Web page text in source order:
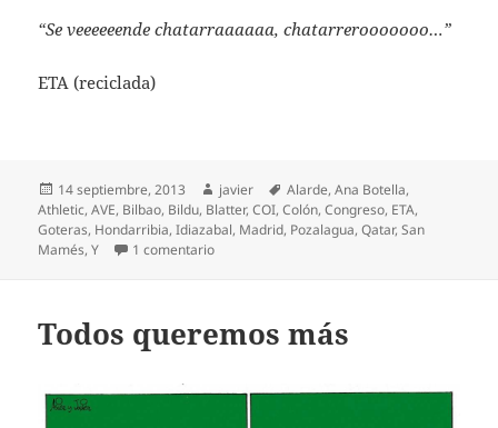
“Se veeeeeende chatarraaaaaa, chatarrerooooooo…”
ETA (reciclada)
Publicado
el
14 septiembre, 2013 Autor
javier Etiquetas
Alarde,Ana Botella,
Athletic,AVE, Bilbao, Bildu, Blatter,COI,Colón,Congreso, ETA,
Goteras, Hondarribia,Idiazabal, Madrid, Pozalagua,Qatar,San
Mamés,Y 1 comentarioen San Mamés, el Nuevo Mundo
Todos queremos más